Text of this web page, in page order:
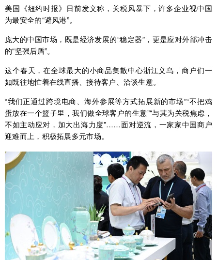
美国《纽约时报》日前发文称，关税风暴下，许多企业视中国
为最安全的“避风港”。
庞大的中国市场，既是经济发展的“稳定器”，更是应对外部冲击
的“坚强后盾”。
这个春天，在全球最大的小商品集散中心浙江义乌，商户们一
如既往地忙着在线直播、接待客户、洽谈生意。
“我们正通过跨境电商、海外参展等方式拓展新的市场”“不把鸡
蛋放在一个篮子里，我们做全球客户的生意”“与其为关税焦虑，
不如主动应对，加大出海力度”……面对逆流，一家家中国商户
迎难而上，积极拓展多元市场。